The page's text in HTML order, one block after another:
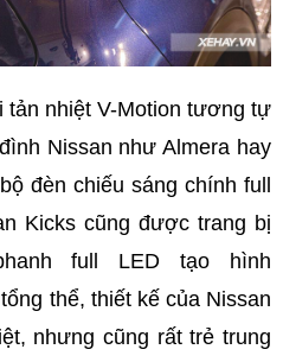
nhiệt V-Motion tương tự
Nissan như Almera hay
đèn chiếu sáng chính full
Kicks cũng được trang bị
full LED tạo hình
thể, thiết kế của Nissan
nhưng cũng rất trẻ trung